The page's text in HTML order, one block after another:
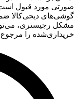
صورتی مورد قبول است
گوشی‌های دیجی‌کالا
خریداری‌شده را مرجوع